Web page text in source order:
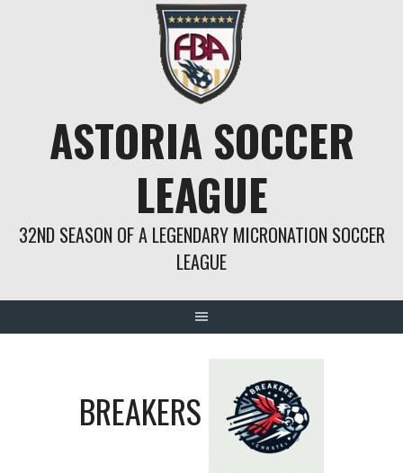
ASTORIA SOCCER
LEAGUE
32ND SEASON OF A LEGENDARY MICRONATION SOCCER
LEAGUE
BREAKERS